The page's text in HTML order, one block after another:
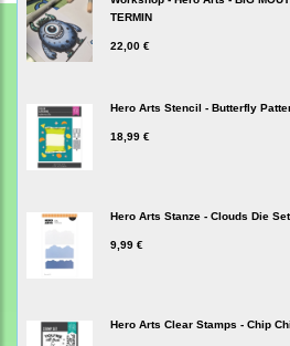
TERMIN
22,00 €
Hero Arts Stencil - Butterfly
18,99 €
Hero Arts Stanze - Clouds Die Set
9,99 €
Hero Arts Clear Stamps - Chip